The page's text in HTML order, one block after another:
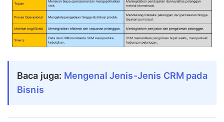
Baca juga: Mengenal Jenis-Jenis CRM pada
Bisnis